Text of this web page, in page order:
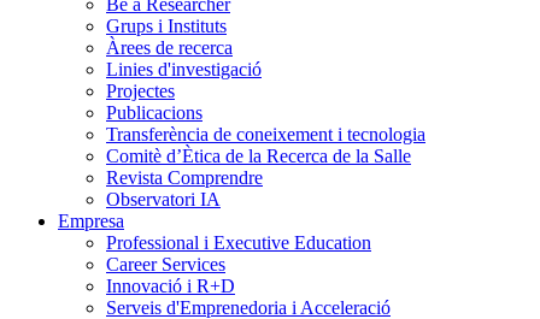
Be a Researcher
Grups i Instituts
Àrees de recerca
Linies d'investigació
Projectes
Publicacions
Transferència de coneixement i tecnologia
Comitè d’Ètica de la Recerca de la Salle
Revista Comprendre
Observatori IA
Empresa
Professional i Executive Education
Career Services
Innovació i R+D
Serveis d'Emprenedoria i Acceleració